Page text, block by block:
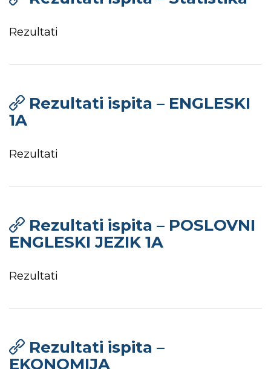
Rezultati
Rezultati ispita – ENGLESKI
1A
Rezultati
Rezultati ispita – POSLOVNI
ENGLESKI JEZIK 1A
Rezultati
Rezultati ispita –
EKONOMIJA